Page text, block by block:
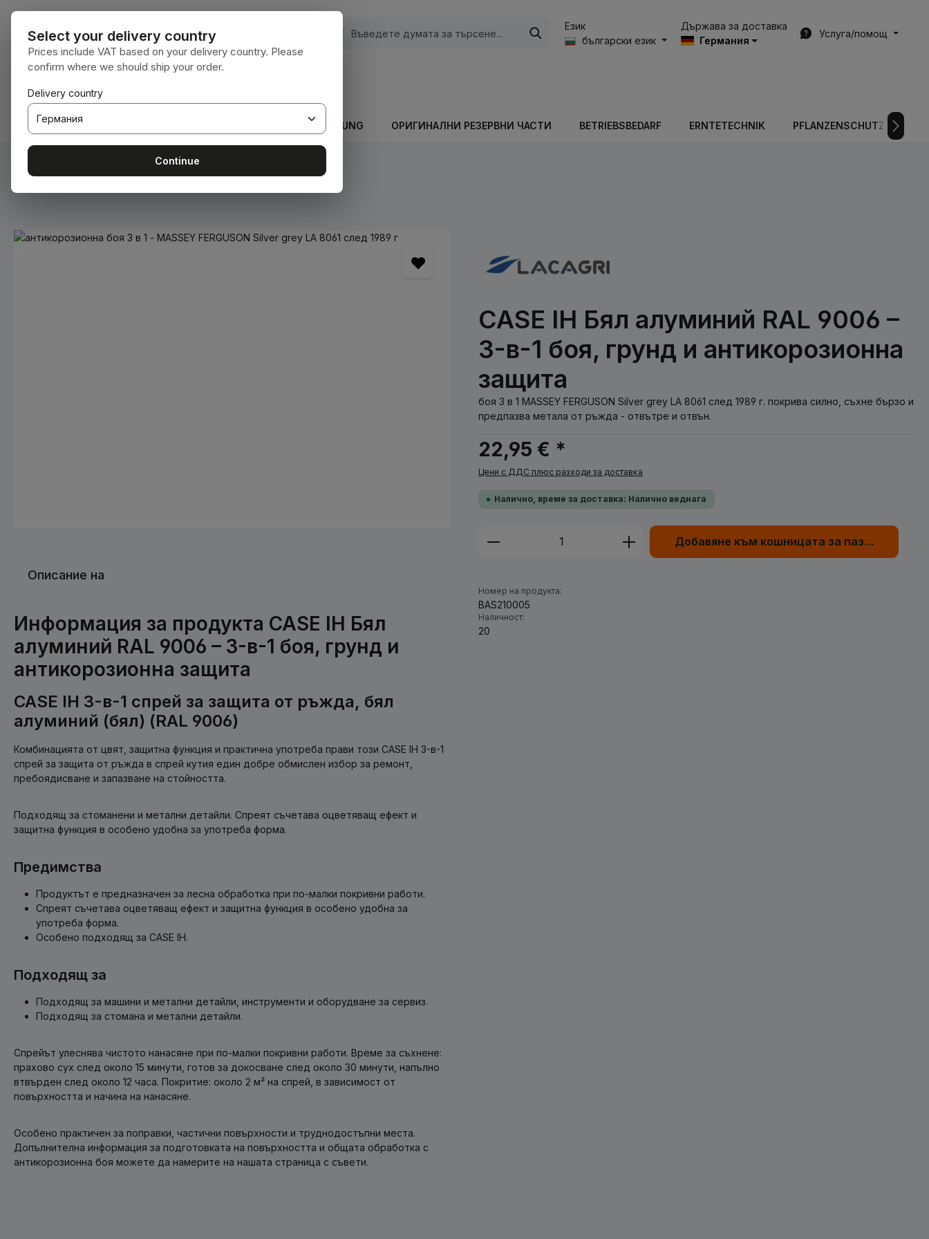
към основното съдържание
Преминете към търсенето
Преминете към основната навигация
Език
български език
Държава за доставка
Германия
Услуга/помощ
НАЧАЛНА СТРАНИЦА BODENBEARBEITUNG ОРИГИНАЛНИ РЕЗЕРВНИ ЧАСТИ BETRIEBSBEDARF ERNTETECHNIK PFLANZENSCHUTZTECHNIK
Вие сте тук: Бои и лакове
Пропуснете галерия с изображения
CASE IH Бял алуминий RAL 9006 –
3-в-1 боя, грунд и антикорозионна
защита
боя 3 в 1 MASSEY FERGUSON Silver grey LA 8061 след 1989 г. покрива силно, съхне бързо и
предпазва метала от ръжда - отвътре и отвън.
22,95 € *
Цени с ДДС плюс разходи за доставка
Налично, време за доставка: Налично веднага
Количество на продукта: Въведете желаната сума
Добавяне към кошницата за пазаруване
Номер на продукта:
BAS210005
Наличност:
20
Описание на
Информация за продукта CASE IH Бял
алуминий RAL 9006 – 3-в-1 боя, грунд и
антикорозионна защита
CASE IH 3-в-1 спрей за защита от ръжда, бял
алуминий (бял) (RAL 9006)
Комбинацията от цвят, защитна функция и практична употреба прави този CASE IH 3-в-1
спрей за защита от ръжда в спрей кутия един добре обмислен избор за ремонт,
пребоядисване и запазване на стойността.
Подходящ за стоманени и метални детайли. Спреят съчетава оцветяващ ефект и
защитна функция в особено удобна за употреба форма.
Предимства
Продуктът е предназначен за лесна обработка при по-малки покривни работи.
Спреят съчетава оцветяващ ефект и защитна функция в особено удобна за
употреба форма.
Особено подходящ за CASE IH.
Подходящ за
Подходящ за машини и метални детайли, инструменти и оборудване за сервиз.
Подходящ за стомана и метални детайли.
Спрейът улеснява чистото нанасяне при по-малки покривни работи. Време за съхнене:
прахово сух след около 15 минути, готов за докосване след около 30 минути, напълно
втвърден след около 12 часа. Покритие: около 2 м² на спрей, в зависимост от
повърхността и начина на нанасяне.
Особено практичен за поправки, частични повърхности и труднодостъпни места.
Допълнителна информация за подготовката на повърхността и общата обработка с
антикорозионна боя можете да намерите на нашата страница с съвети.
Select your delivery country
Prices include VAT based on your delivery country. Please
confirm where we should ship your order.
Delivery country
Continue